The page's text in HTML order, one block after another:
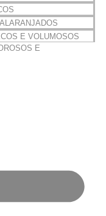
E VOLUMOSOS
E